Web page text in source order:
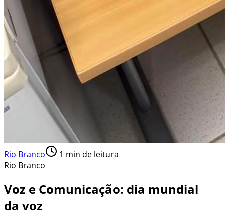
Rio Branco 1 min de leitura
Rio Branco
Voz e Comunicação: dia mundial
da voz